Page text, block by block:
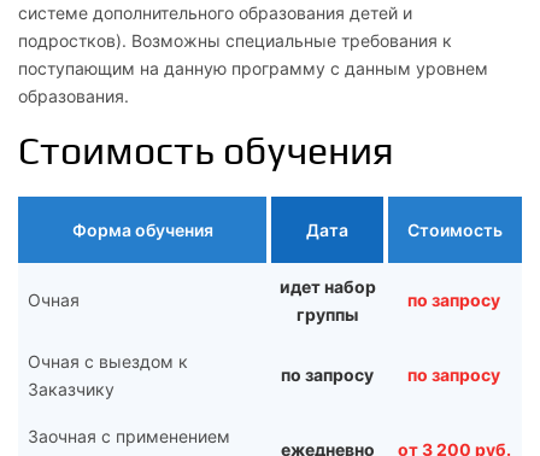
системе дополнительного образования детей и
подростков). Возможны специальные требования к
поступающим на данную программу с данным уровнем
образования.
Стоимость обучения
Форма обучения Дата Стоимость
Очная
идет набор
группы
по запросу
Очная с выездом к
Заказчику
по запросу по запросу
Заочная с применением
ежедневно от 3 200 руб.